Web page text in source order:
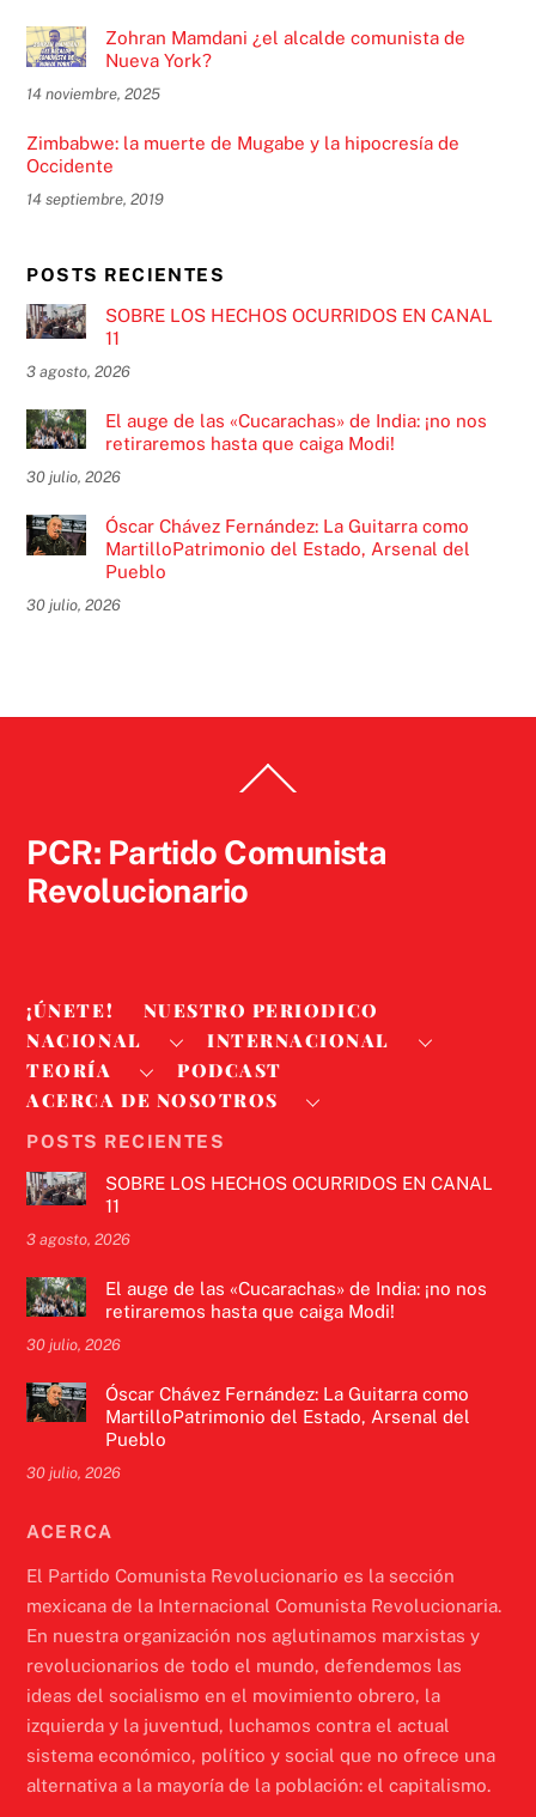
Zohran Mamdani ¿el alcalde comunista de
Nueva York?
14 noviembre, 2025
Zimbabwe: la muerte de Mugabe y la hipocresía de
Occidente
14 septiembre, 2019
POSTS RECIENTES
SOBRE LOS HECHOS OCURRIDOS EN CANAL
11
3 agosto, 2026
El auge de las «Cucarachas» de India: ¡no nos
retiraremos hasta que caiga Modi!
30 julio, 2026
Óscar Chávez Fernández: La Guitarra como
MartilloPatrimonio del Estado, Arsenal del
Pueblo
30 julio, 2026
To
PCR: Partido Comunista
Revolucionario
¡ÚNETE!
NUESTRO PERIODICO
NACIONAL
INTERNACIONAL
TEORÍA
PODCAST
ACERCA DE NOSOTROS
POSTS RECIENTES
SOBRE LOS HECHOS OCURRIDOS EN CANAL
11
3 agosto, 2026
El auge de las «Cucarachas» de India: ¡no nos
retiraremos hasta que caiga Modi!
30 julio, 2026
Óscar Chávez Fernández: La Guitarra como
MartilloPatrimonio del Estado, Arsenal del
Pueblo
30 julio, 2026
ACERCA
El Partido Comunista Revolucionario es la sección
mexicana de la Internacional Comunista Revolucionaria.
En nuestra organización nos aglutinamos marxistas y
revolucionarios de todo el mundo, defendemos las
ideas del socialismo en el movimiento obrero, la
izquierda y la juventud, luchamos contra el actual
sistema económico, político y social que no ofrece una
alternativa a la mayoría de la población: el capitalismo.